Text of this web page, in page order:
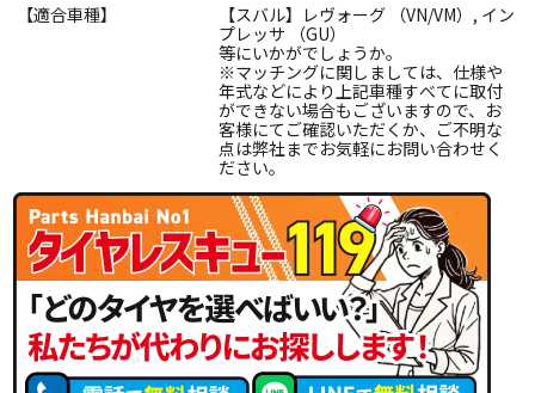
【適合車種】
【スバル】レヴォーグ （VN/VM）, イン
プレッサ （GU）
等にいかがでしょうか。
※マッチングに関しましては、仕様や
年式などにより上記車種すべてに取付
ができない場合もございますので、お
客様にてご確認いただくか、ご不明な
点は弊社までお気軽にお問い合わせく
ださい。